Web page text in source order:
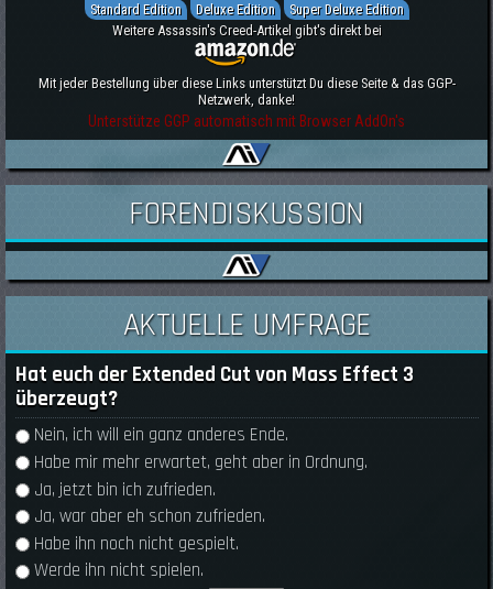
Standard Edition Deluxe Edition
Super Deluxe Edition
Weitere Assassin's Creed-Artikel gibt's direkt bei
Mit jeder Bestellung über diese Links unterstützt Du diese Seite & das GGP-
Netzwerk, danke!
Unterstütze GGP automatisch mit Browser AddOn's
FORENDISKUSSION
AKTUELLE UMFRAGE
Hat euch der Extended Cut von Mass Effect 3
überzeugt?
Auswahlmöglichkeiten
Nein, ich will ein ganz anderes Ende.
Habe mir mehr erwartet, geht aber in Ordnung.
Ja, jetzt bin ich zufrieden.
Ja, war aber eh schon zufrieden.
Habe ihn noch nicht gespielt.
Werde ihn nicht spielen.